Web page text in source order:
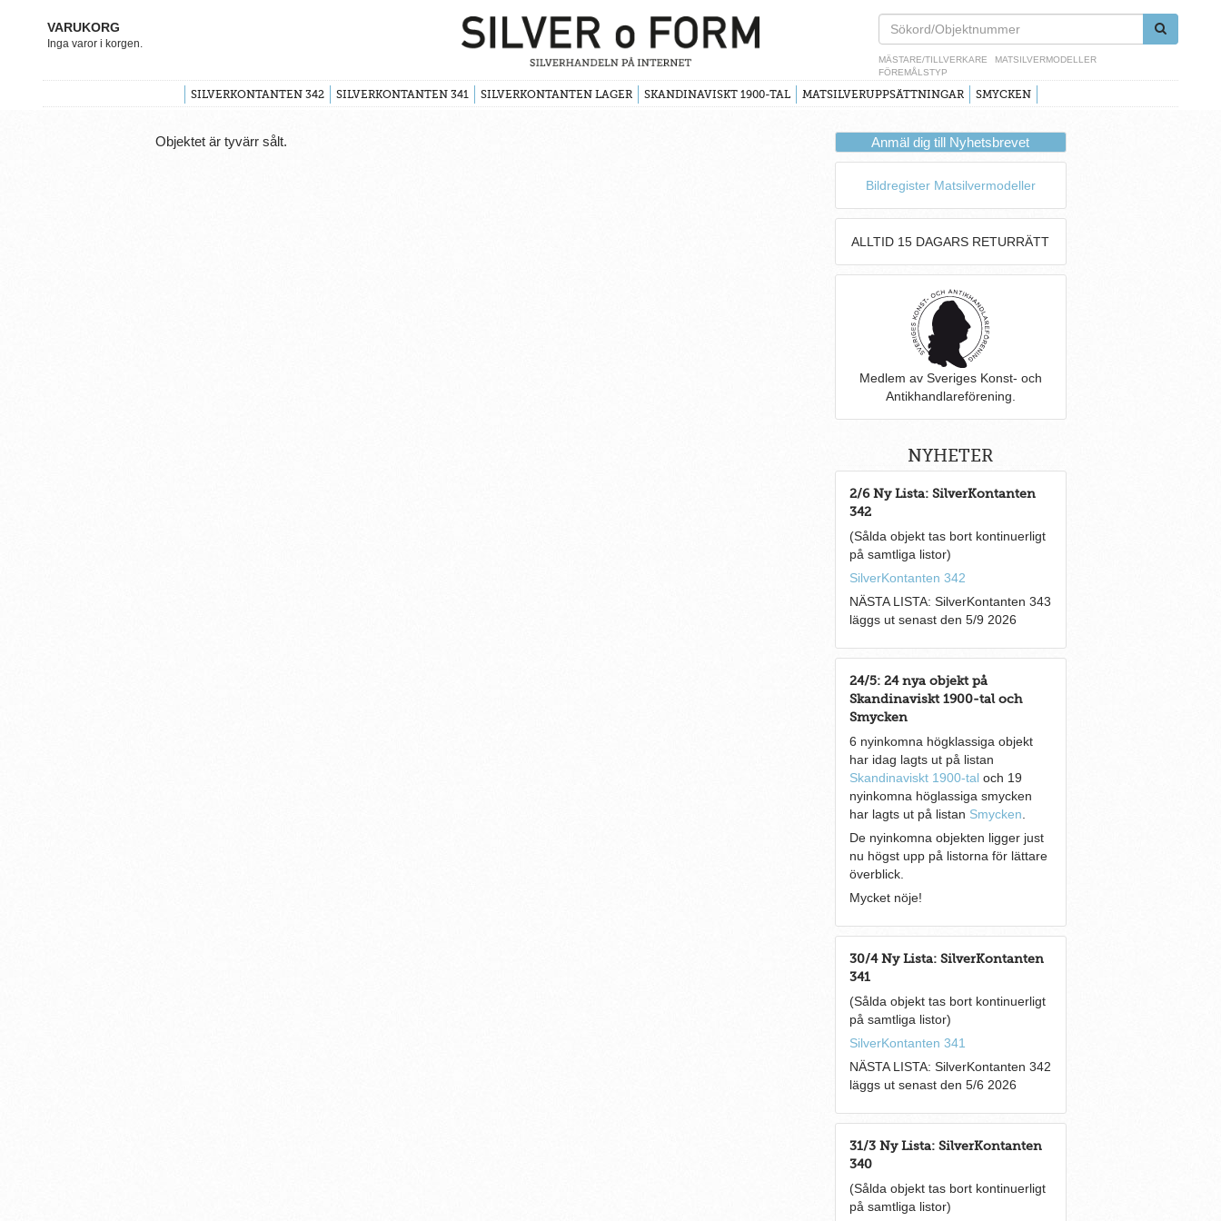
VARUKORG
Inga varor i korgen.
MÄSTARE/TILLVERKARE
MATSILVERMODELLER
FÖREMÅLSTYP
SILVERKONTANTEN 342 SILVERKONTANTEN 341 SILVERKONTANTEN LAGER SKANDINAVISKT 1900-TAL MATSILVERUPPSÄTTNINGAR SMYCKEN
Objektet är tyvärr sålt. Anmäl dig till Nyhetsbrevet
Bildregister Matsilvermodeller
ALLTID 15 DAGARS RETURRÄTT
Medlem av Sveriges Konst- och
Antikhandlareförening.
NYHETER
2/6 Ny Lista: SilverKontanten
342
(Sålda objekt tas bort kontinuerligt
på samtliga listor)
SilverKontanten 342
NÄSTA LISTA: SilverKontanten 343
läggs ut senast den 5/9 2026
24/5: 24 nya objekt på
Skandinaviskt 1900-tal och
Smycken
6 nyinkomna högklassiga objekt
har idag lagts ut på listan
Skandinaviskt 1900-tal och 19
nyinkomna höglassiga smycken
har lagts ut på listan Smycken
De nyinkomna objekten ligger just
nu högst upp på listorna för lättare
överblick.
Mycket nöje!
30/4 Ny Lista: SilverKontanten
341
(Sålda objekt tas bort kontinuerligt
på samtliga listor)
SilverKontanten 341
NÄSTA LISTA: SilverKontanten 342
läggs ut senast den 5/6 2026
31/3 Ny Lista: SilverKontanten
340
(Sålda objekt tas bort kontinuerligt
på samtliga listor)